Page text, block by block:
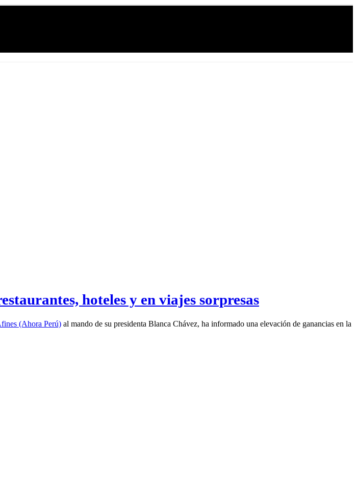
hoteles y en viajes sorpresas
(Ahora Perú) al mando de su presidenta Blanca Chávez, ha informado una elevación de ganancias en la